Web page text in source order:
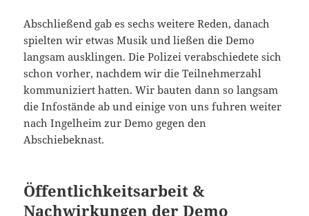
Abschließend gab es sechs weitere Reden, danach
spielten wir etwas Musik und ließen die Demo
langsam ausklingen. Die Polizei verabschiedete sich
schon vorher, nachdem wir die Teilnehmerzahl
kommuniziert hatten. Wir bauten dann so langsam
die Infostände ab und einige von uns fuhren weiter
nach Ingelheim zur Demo gegen den
Abschiebeknast.
Öffentlichkeitsarbeit &
Nachwirkungen der Demo